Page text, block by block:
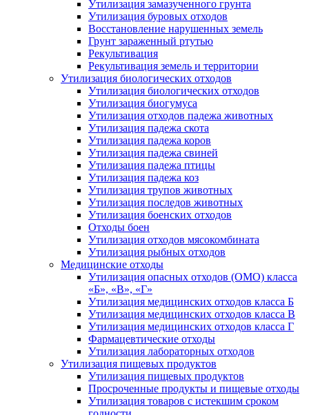
Утилизация замазученного грунта
Утилизация буровых отходов
Восстановление нарушенных земель
Грунт зараженный ртутью
Рекультивация
Рекультивация земель и территории
Утилизация биологических отходов
Утилизация биологических отходов
Утилизация биогумуса
Утилизация отходов падежа животных
Утилизация падежа скота
Утилизация падежа коров
Утилизация падежа свиней
Утилизация падежа птицы
Утилизация падежа коз
Утилизация трупов животных
Утилизация последов животных
Утилизация боенских отходов
Отходы боен
Утилизация отходов мясокомбината
Утилизация рыбных отходов
Медицинские отходы
Утилизация опасных отходов (ОМО) класса
«Б», «В», «Г»
Утилизация медицинских отходов класса Б
Утилизация медицинских отходов класса В
Утилизация медицинских отходов класса Г
Фармацевтические отходы
Утилизация лабораторных отходов
Утилизация пищевых продуктов
Утилизация пищевых продуктов
Просроченные продукты и пищевые отходы
Утилизация товаров с истекшим сроком